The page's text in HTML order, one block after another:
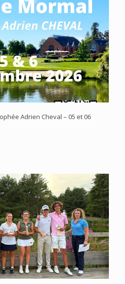
Adrien Cheval – 05 et 06